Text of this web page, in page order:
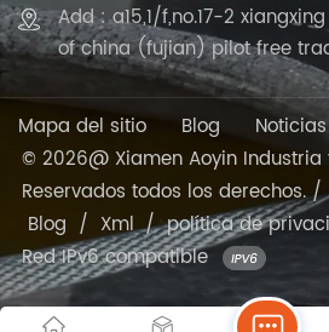
Add : a15,1/f,no.17-2
of china (fujian) pilot free
Mapa del sitio Blog
Noticias
© 2026@ Xiamen Aoyin Industria
Reservados todos los derechos. /
Blog / Xml/política de
Red IPv6 compatible